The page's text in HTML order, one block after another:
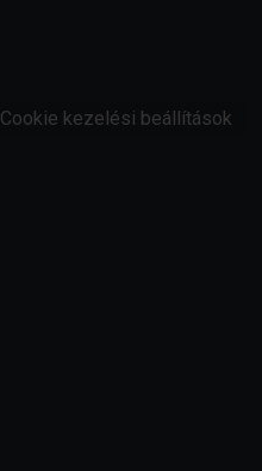
Cookie kezelési beállítások